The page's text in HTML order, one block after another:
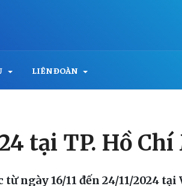
LIÊN ĐOÀN
tại TP. Hồ
ngày 16/11 đến 24/11/2024